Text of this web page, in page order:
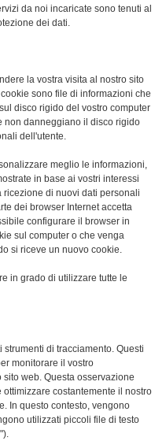
da noi incaricate sono tenuti al
dei dati.
la vostra visita al nostro sito
sono file di informazioni che
disco rigido del vostro computer
non danneggiano il disco rigido
dell'utente.
meglio le informazioni,
in base ai vostri interessi
di nuovi dati personali
dei browser Internet accetta
configurare il browser in
sul computer o che venga
si riceve un nuovo cookie.
in grado di utilizzare tutte le
di tracciamento. Questi
monitorare il vostro
web. Questa osservazione
costantemente il nostro
In questo contesto, vengono
utilizzati piccoli file di testo